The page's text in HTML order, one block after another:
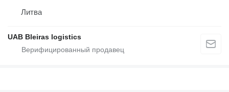
Литва
UAB Bleiras logistics